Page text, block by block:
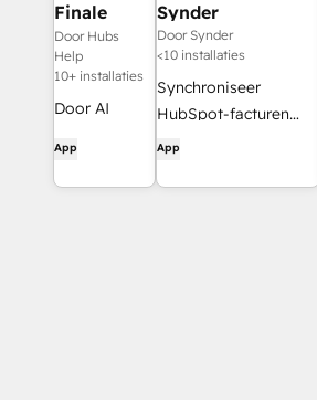
Finale
Composer
Door Hubs
Help
10+ installaties
Door AI
speciaal
App
Synder
Door Synder
<10 installaties
Synchroniseer
HubSpot-facturen
met QuickBooks,
inclusief periodisering
App